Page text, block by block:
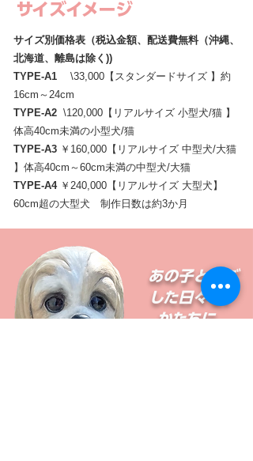
サイズイメージ
サイズ別価格表（税込金額、配送費無料（沖縄、
北海道、離島は除く))
TYPE-A1
\33,000【スタンダードサイズ 】約
16cm～24cm
TYPE-A2 \120,000【リアルサイズ 小型犬/猫 】
体高40cm未満の小型犬/猫
TYPE-A3 ￥160,000【リアルサイズ 中型犬/大猫
】体高40cm～60cm未満の中型犬/大猫
TYPE-A4￥240,000【リアルサイズ 大型犬】
60cm超の大型犬 制作日数は約3か月
あの子と過ご
した日々を、
かたちに。